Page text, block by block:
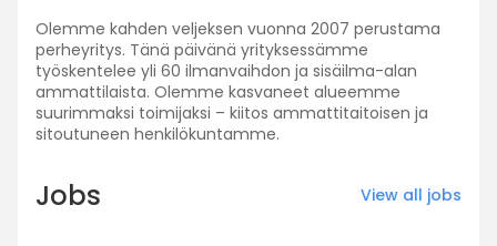
Olemme kahden veljeksen vuonna 2007 perustama
perheyritys. Tänä päivänä yrityksessämme
työskentelee yli 60 ilmanvaihdon ja sisäilma-alan
ammattilaista. Olemme kasvaneet alueemme
suurimmaksi toimijaksi – kiitos ammattitaitoisen ja
Jobs View all jobs